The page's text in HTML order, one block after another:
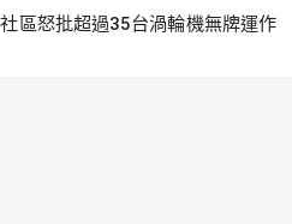
區怒批超過35台渦輪機無牌運作